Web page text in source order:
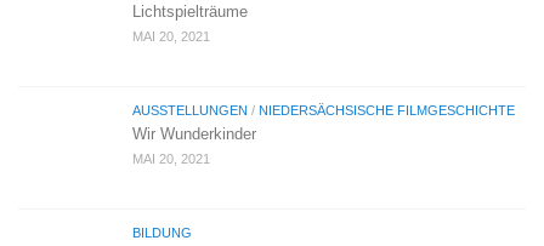
Lichtspielträume
MAI 20, 2021
AUSSTELLUNGEN / NIEDERSÄCHSISCHE FILMGESCHICHTE
Wir Wunderkinder
MAI 20, 2021
BILDUNG